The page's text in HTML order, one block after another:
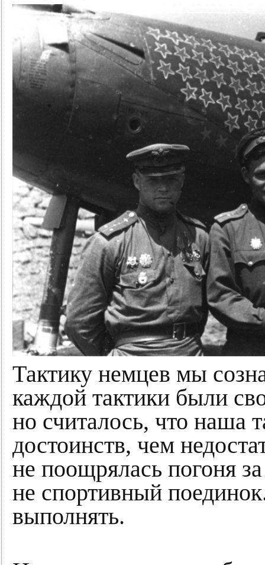
Тактику немцев мы
каждой тактики были
но считалось, что наша
достоинств, чем
не поощрялась погоня
не спортивный
выполнять.